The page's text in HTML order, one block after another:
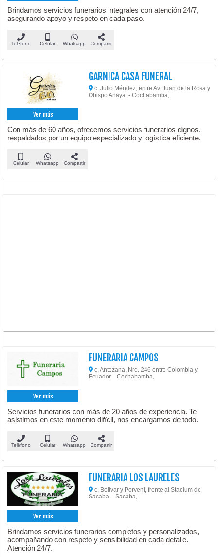
Brindamos servicios funerarios integrales con atención 24/7,
asegurando apoyo y respeto en cada paso.
Teléfono Celular Whatsapp Compartir
Ver más
GARNICA CASA FUNERAL
c. Julio Méndez, entre Av. Juan de la Rosa y
Obispo Anaya. - Cochabamba,
Con más de 60 años, ofrecemos servicios funerarios dignos,
respaldados por un equipo especializado y logística eficiente.
Celular Whatsapp Compartir
Ver más
FUNERARIA CAMPOS
c. Antezana, Nro. 246 entre Colombia y
Ecuador. - Cochabamba,
Servicios funerarios con más de 20 años de experiencia. Te
asistimos en este momento difícil, nos encargamos de todo.
Teléfono Celular Whatsapp Compartir
Ver más
FUNERARIA LOS LAURELES
c. Bolívar y Porveni, frente al Stadium de
Sacaba. - Sacaba,
Brindamos servicios funerarios completos y personalizados,
acompañando con respeto y sensibilidad en cada detalle.
Atención 24/7.